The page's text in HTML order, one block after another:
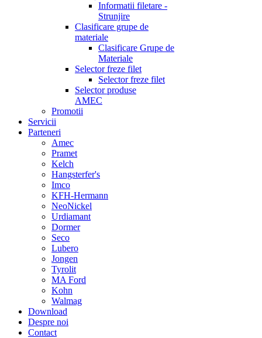
Informatii filetare -
Strunjire
Clasificare grupe de
materiale
Clasificare Grupe de
Materiale
Selector freze filet
Selector freze filet
Selector produse
AMEC
Promotii
Servicii
Parteneri
Amec
Pramet
Kelch
Hangsterfer's
Imco
KFH-Hermann
NeoNickel
Urdiamant
Dormer
Seco
Lubero
Jongen
Tyrolit
MA Ford
Kohn
Walmag
Download
Despre noi
Contact